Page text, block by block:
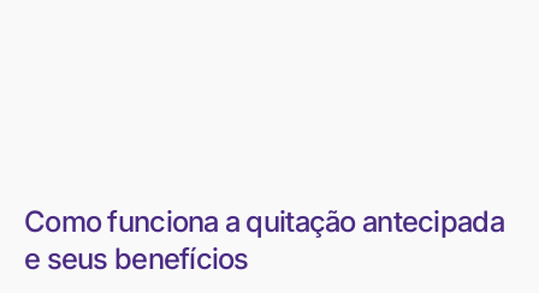
Como funciona a quitação antecipada
e seus benefícios